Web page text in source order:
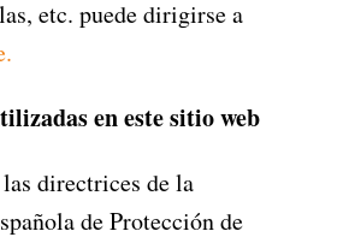
etc. puede dirigirse a
en este sitio web
directrices de la
de Protección de